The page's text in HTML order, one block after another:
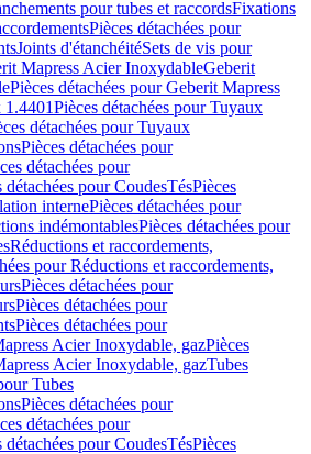
pour tubes et raccordsFixations
Pièces détachées pour
Joints d'étanchéitéSets de vis pour
Mapress Acier InoxydableGeberit
Pièces détachées pour Geberit Mapress
Pièces détachées pour Tuyaux
détachées pour Tuyaux
Pièces détachées pour
détachées pour
détachées pour CoudesTésPièces
internePièces détachées pour
indémontablesPièces détachées pour
Réductions et raccordements,
pour Réductions et raccordements,
Pièces détachées pour
Pièces détachées pour
Pièces détachées pour
Acier Inoxydable, gazPièces
Acier Inoxydable, gazTubes
Tubes
Pièces détachées pour
détachées pour
détachées pour CoudesTésPièces